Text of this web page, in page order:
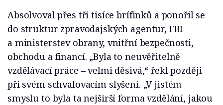
Absolvoval přes tři tisíce brífinků a ponořil se
do struktur zpravodajských agentur, FBI
a ministerstev obrany, vnitřní bezpečnosti,
obchodu a financí. „Byla to neuvěřitelně
vzdělávací práce – velmi děsivá,“ řekl později
při svém schvalovacím slyšení. „V jistém
smyslu to byla ta nejširší forma vzdělání, jakou